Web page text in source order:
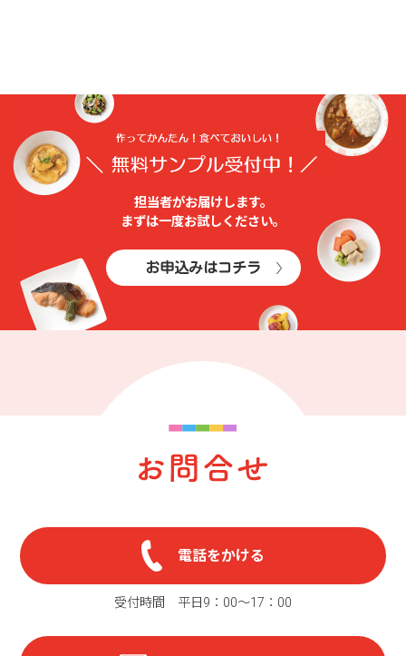
担当者がお届けします。
まずは⼀度お試しください。
お申込みはコチラ
電話をかける
受付時間 平日9：00〜17：00